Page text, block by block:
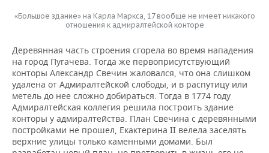
«Большое здание» на Карла Маркса, 17 вообще не имеет никакого
отношения к адмиралтейской конторе
Деревянная часть строения сгорела во время нападения
на город Пугачева. Тогда же первоприсутствующий
конторы Александр Свечин жаловался, что она слишком
удалена от Адмиралтейской слободы, и в распутицу или
метель до нее сложно добираться. Тогда в 1774 году
Адмиралтейская коллегия решила построить здание
конторы у адмиралтейства. План Свечина с деревянными
постройками не прошел, Екактерина II велела заселять
верхние улицы только каменными домами. Был